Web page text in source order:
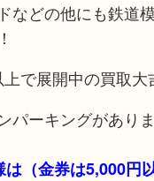
などの他にも鉄道
で展開中の買取大
パーキングがあり
（金券は5,000円